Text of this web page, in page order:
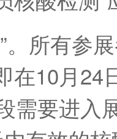
。所有参
在10月24
需要进入